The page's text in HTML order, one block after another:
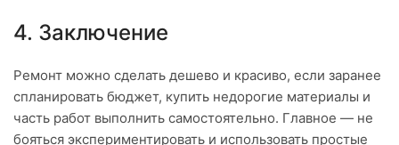
4. Заключение
Ремонт можно сделать дешево и красиво, если заранее
спланировать бюджет, купить недорогие материалы и
часть работ выполнить самостоятельно. Главное — не
бояться экспериментировать и использовать простые